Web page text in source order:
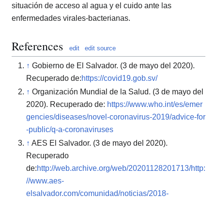
situación de acceso al agua y el cuido ante las
enfermedades virales-bacterianas.
References edit edit source
↑ Gobierno de El Salvador. (3 de mayo del 2020).
Recuperado de:https://covid19.gob.sv/
↑ Organización Mundial de la Salud. (3 de mayo del
2020). Recuperado de: https://www.who.int/es/emer
gencies/diseases/novel-coronavirus-2019/advice-for
-public/q-a-coronaviruses
↑ AES El Salvador. (3 de mayo del 2020).
Recuperado
de:http://web.archive.org/web/20201128201713/http:
//www.aes-
elsalvador.com/comunidad/noticias/2018-